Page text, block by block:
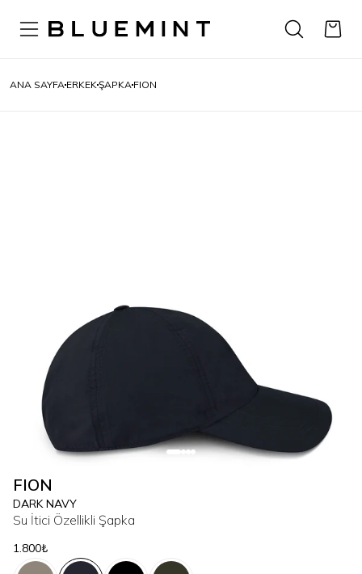
ANA SAYFA ERKEKŞAPKA FION
FION
DARK NAVY
Su İtici Özellikli Şapka
1.800₺